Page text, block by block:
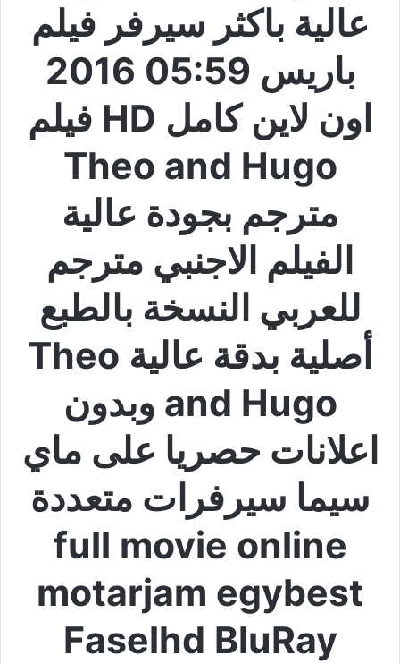
عالية باكثر سيرفر فيلم
باريس 05:59 2016
اون لاين كامل HD فيلم
Theo and Hugo
مترجم بجودة عالية
الفيلم الاجنبي مترجم
للعربي النسخة بالطبع
أصلية بدقة عالية Theo
and Hugo وبدون
اعلانات حصريا على ماي
سيما سيرفرات متعددة
full movie online
motarjam egybest
Faselhd BluRay